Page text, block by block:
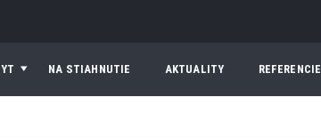
NA STIAHNUTIE AKTUALITY REFERENCIE